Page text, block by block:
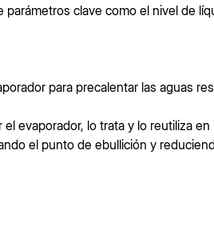
clave como el nivel de
para precalentar las aguas
evaporador, lo trata y lo reutiliza en
el punto de ebullición y